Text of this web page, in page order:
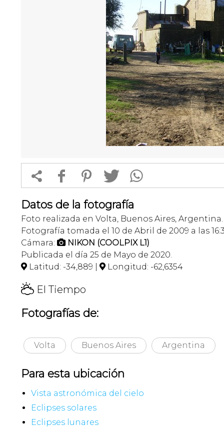
 f 1 T 
Datos de la fotografía
Foto realizada en Volta, Buenos Aires, Argentina.
Fotografía tomada el 10 de Abril de 2009 a las
Cámara:  NIKON (COOLPIX L1)
Publicada el día 25 de Mayo de 2020.
 Latitud: -34,889 |  Longitud: -62,6354
H El Tiempo
Fotografías de:
Volta Buenos Aires Argentina
Para esta ubicación
Vista astronómica del cielo
Eclipses solares
Eclipses lunares